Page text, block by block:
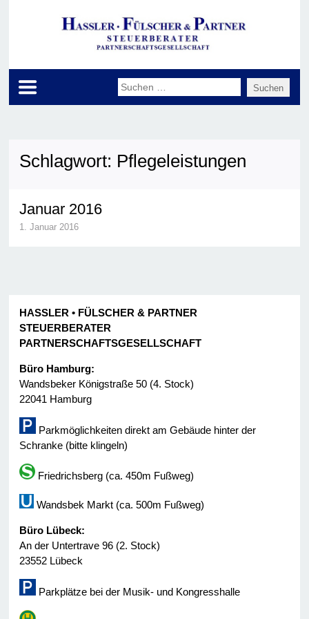
Schlagwort: Pflegeleistungen
Januar 2016
1. Januar 2016
HASSLER • FÜLSCHER & PARTNER
STEUERBERATER
PARTNERSCHAFTSGESELLSCHAFT
Büro Hamburg:
Wandsbeker Königstraße 50 (4. Stock)
22041 Hamburg
Parkmöglichkeiten direkt am Gebäude hinter der
Schranke (bitte klingeln)
Friedrichsberg (ca. 450m Fußweg)
Wandsbek Markt (ca. 500m Fußweg)
Büro Lübeck:
An der Untertrave 96 (2. Stock)
23552 Lübeck
Parkplätze bei der Musik- und Kongresshalle